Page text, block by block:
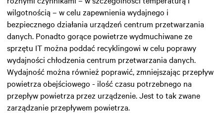
wilgotnością – w celu zapewnienia wydajnego i
bezpiecznego działania urządzeń centrum przetwarzania
danych. Ponadto gorące powietrze wydmuchiwane ze
sprzętu IT można poddać recyklingowi w celu poprawy
wydajności chłodzenia centrum przetwarzania danych.
Wydajność można również poprawić, zmniejszając przepływ
powietrza obejściowego - ilość czasu potrzebnego na
przepływ powietrza przez urządzenie. Jest to tak zwane
zarządzanie przepływem powietrza.